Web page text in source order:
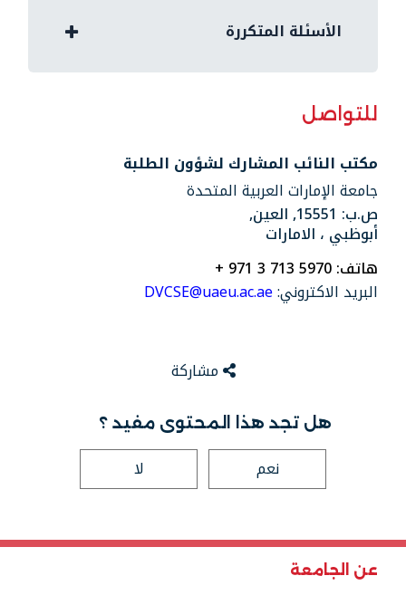
الأسئلة المتكررة
للتواصل
مكتب النائب المشارك لشؤون الطلبة
جامعة الإمارات العربية المتحدة
ص.ب: 15551, العين,
أبوظبي ، الامارات
هاتف:+ 971 3 713 5970
البريد الاكتروني:DVCSE@uaeu.ac.ae
مشاركة
هل تجد هذا المحتوى مفيد ؟
نعم لا
عن الجامعة